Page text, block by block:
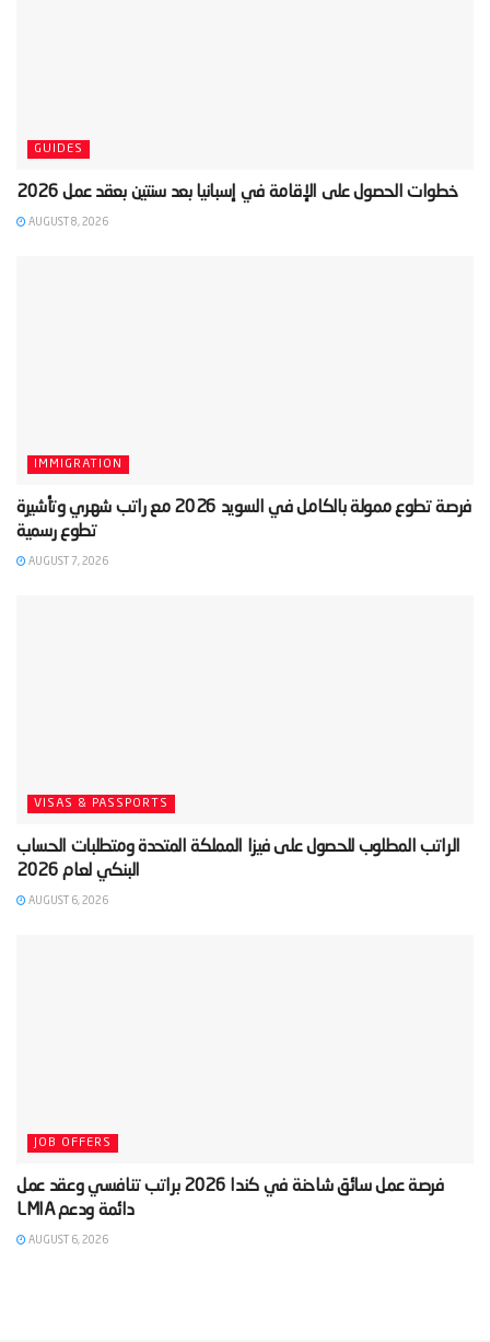
GUIDES
‫خطوات الحصول على الإقامة في إسبانيا بعد سنتين بعقد عمل 2026‬
AUGUST 8, 2026
IMMIGRATION
‫فرصة تطوع ممولة بالكامل في السويد 2026 مع راتب شهري وتأشيرة
تطوع رسمية‬
AUGUST 7, 2026
VISAS & PASSPORTS
‫الراتب المطلوب للحصول على فيزا المملكة المتحدة ومتطلبات الحساب
AUGUST 6, 2026
JOB OFFERS
‫فرصة عمل سائق شاحنة في كندا 2026 براتب تنافسي وعقد عمل
دائمة ودعم LMIA‬
AUGUST 6, 2026